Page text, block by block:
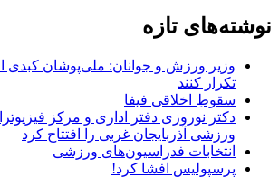
نوشته‌های تازه
وزیر ورزش و جوانان: ملی‌پوشان کبدی
تکرار کنند
سقوطِ اخلاقی فیفا
دکتر نوروزی دفتر اداری و مرکز
ورزشی آذربایجان غربی را افتتاح کرد
انتخابات فدراسیون‌های ورزشی
پرسپولیس افشا کرد!